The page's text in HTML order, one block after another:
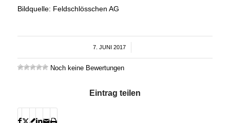
Bildquelle: Feldschlösschen AG
7. JUNI 2017
/
Noch keine Bewertungen
Eintrag teilen